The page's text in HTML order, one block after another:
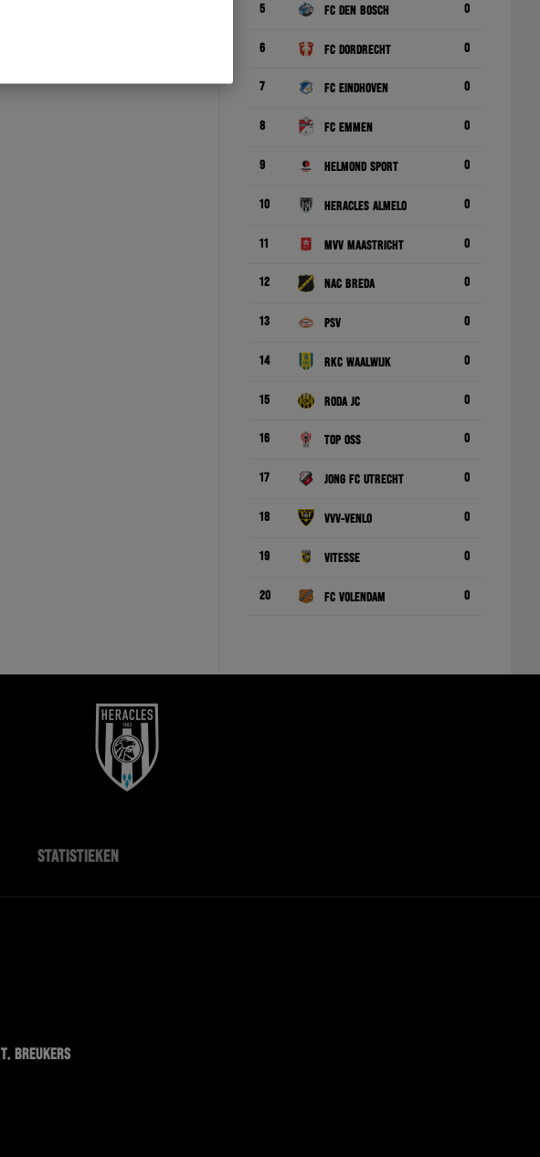
5 FC Den Bosch 0
6 FC Dordrecht 0
7 FC Eindhoven 0
8 FC Emmen 0
9 Helmond Sport 0
10 Heracles Almelo 0
11 MVV Maastricht 0
12 NAC Breda 0
13 PSV 0
14 RKC Waalwijk 0
15 Roda JC 0
16 TOP Oss 0
17 Jong FC Utrecht 0
18 VVV-Venlo 0
19 Vitesse 0
20 FC Volendam 0
STATISTIEKEN
T. BREUKERS